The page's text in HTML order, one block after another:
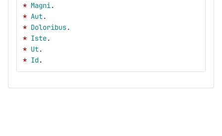
* Magni.
* Aut.
* Doloribus.
* Iste.
* Ut.
* Id.